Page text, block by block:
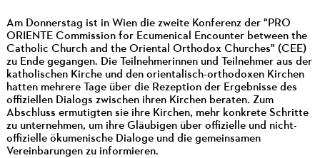
Am Donnerstag ist in Wien die zweite Konferenz der "PRO
ORIENTE Commission for Ecumenical Encounter between the
Catholic Church and the Oriental Orthodox Churches" (CEE)
zu Ende gegangen. Die Teilnehmerinnen und Teilnehmer aus der
katholischen Kirche und den orientalisch-orthodoxen Kirchen
hatten mehrere Tage über die Rezeption der Ergebnisse des
offiziellen Dialogs zwischen ihren Kirchen beraten. Zum
Abschluss ermutigten sie ihre Kirchen, mehr konkrete Schritte
zu unternehmen, um ihre Gläubigen über offizielle und nicht-
offizielle ökumenische Dialoge und die gemeinsamen
Vereinbarungen zu informieren.